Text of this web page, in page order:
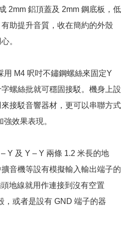
2mm 鋁頂蓋及 2mm 鋼底板，低
助提升音質，收在簡約的外殼
。
用 M4 呎吋不鏽鋼螺絲來固定Y
螺絲批就可穩固接駁。機身上設
接駁音響器材，更可以串聯方式
效果表現。
Y 及 Y – Y 兩條 1.2 米長的地
音機等設有模擬輸入輸出端子的
地線就用作連接到沒有空置
，或者是設有 GND 端子的器